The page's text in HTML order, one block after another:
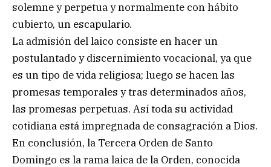
solemne y perpetua y normalmente con hábito
cubierto, un escapulario.
La admisión del laico consiste en hacer un
postulantado y discernimiento vocacional, ya que
es un tipo de vida religiosa; luego se hacen las
promesas temporales y tras determinados años,
las promesas perpetuas. Así toda su actividad
cotidiana está impregnada de consagración a Dios.
En conclusión, la Tercera Orden de Santo
Domingo es la rama laica de la Orden, conocida